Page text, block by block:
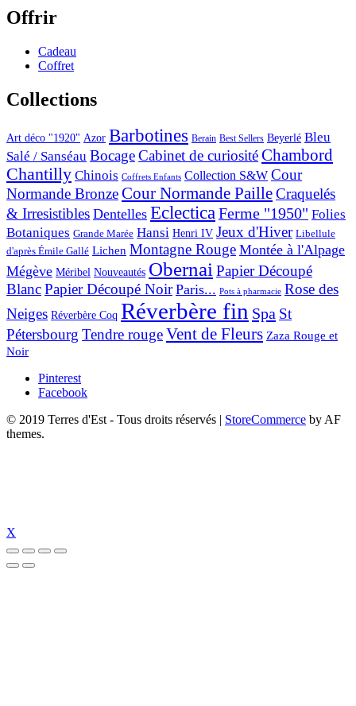
Offrir
Cadeau
Coffret
Collections
Art déco "1920" Azor Barbotines Berain Best Sellers Beyerlé Bleu
Salé / Sanséau BocageCabinet de curiositéChambord
Chantilly Chinois Coffrets Enfants Collection S&W Cour
Normande BronzeCour Normande PailleCraquelés
& Irresistibles Dentelles EclecticaFerme "1950" Folies
Botaniques Grande Marée Hansi Henri IV Jeux d'Hiver Libellule
d'après Émile Gallé Lichen Montagne Rouge Montée à l'Alpage
Mégève Méribel Nouveautés ObernaiPapier Découpé
BlancPapier Découpé Noir Paris... Pots à pharmacie Rose des
Neiges Réverbère Coq Réverbère fin Spa St
Pétersbourg Tendre rougeVent de Fleurs Zaza Rouge et
Noir
Pinterest
Facebook
© 2019 Terres d'Est - Tous droits réservés
StoreCommerce by AF
themes.
X